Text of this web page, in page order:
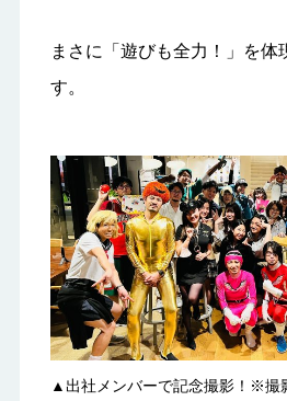
まさに「遊びも全力！」を体
す。
▲出社メンバーで記念撮影！※撮